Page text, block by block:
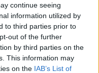
continue seeing
information utilized by
to third parties prior to
out of the further
by third parties on the
This information may
on the IAB’s List of
na Elliade
tabletki
Na lewym jajniku
w ciągu roku z 2
Pani ginekolog
na Elliade,